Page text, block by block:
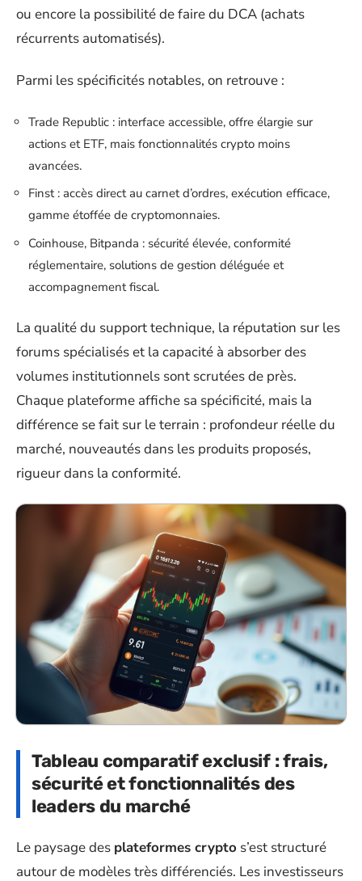
ou encore la possibilité de faire du DCA (achats
récurrents automatisés).
Parmi les spécificités notables, on retrouve :
Trade Republic : interface accessible, offre élargie sur
actions et ETF, mais fonctionnalités crypto moins
avancées.
Finst : accès direct au carnet d’ordres, exécution efficace,
gamme étoffée de cryptomonnaies.
Coinhouse, Bitpanda : sécurité élevée, conformité
réglementaire, solutions de gestion déléguée et
accompagnement fiscal.
La qualité du support technique, la réputation sur les
forums spécialisés et la capacité à absorber des
volumes institutionnels sont scrutées de près.
Chaque plateforme affiche sa spécificité, mais la
différence se fait sur le terrain : profondeur réelle du
marché, nouveautés dans les produits proposés,
rigueur dans la conformité.
Tableau comparatif exclusif : frais,
sécurité et fonctionnalités des
leaders du marché
Le paysage des plateformes crypto s’est structuré
autour de modèles très différenciés. Les investisseurs